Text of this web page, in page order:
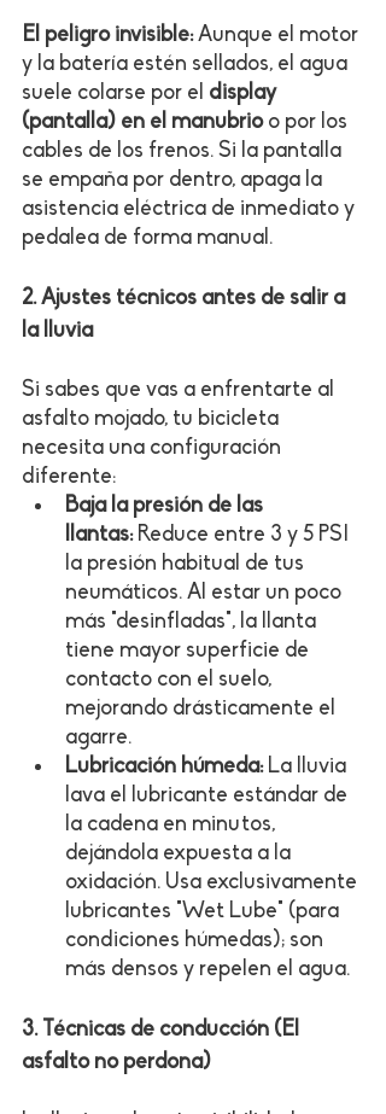
El peligro invisible: Aunque el motor
y la batería estén sellados, el agua
suele colarse por el display
(pantalla) en el manubrio o por los
cables de los frenos. Si la pantalla
se empaña por dentro, apaga la
asistencia eléctrica de inmediato y
pedalea de forma manual.
2. Ajustes técnicos antes de salir a
la lluvia
Si sabes que vas a enfrentarte al
asfalto mojado, tu bicicleta
necesita una configuración
diferente:
Baja la presión de las
llantas: Reduce entre 3 y 5 PSI
la presión habitual de tus
neumáticos. Al estar un poco
más "desinfladas", la llanta
tiene mayor superficie de
contacto con el suelo,
mejorando drásticamente el
agarre.
Lubricación húmeda: La lluvia
lava el lubricante estándar de
la cadena en minutos,
dejándola expuesta a la
oxidación. Usa exclusivamente
lubricantes "Wet Lube" (para
condiciones húmedas); son
más densos y repelen el agua.
3. Técnicas de conducción (El
asfalto no perdona)